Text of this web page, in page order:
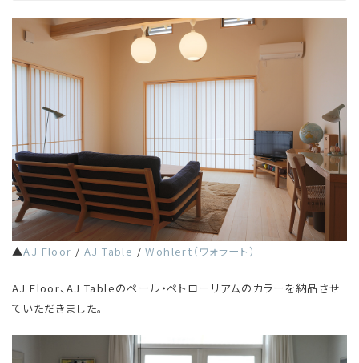
▲AJ Floor / AJ Table /Wohlert（ウォラート）
AJ Floor、AJ Tableのペール・ペトローリアムのカラーを納品させ
ていただきました。